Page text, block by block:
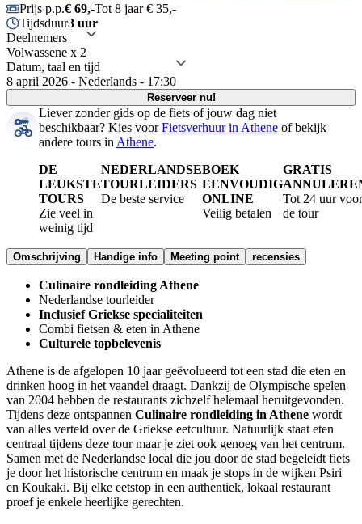
Prijs p.p.€ 69,-Tot 8 jaar € 35,-
Tijdsduur3 uur
Deelnemers
Volwassene x 2
Datum, taal en tijd
8 april 2026 - Nederlands - 17:30
Reserveer nu!
Liever zonder gids op de fiets of jouw dag niet
beschikbaar? Kies voorFietsverhuur in Athene of bekijk
andere tours in Athene.
DE
LEUKSTE
TOURS
Zie veel in
weinig tijd
NEDERLANDSE
TOURLEIDERS
De beste service
BOEK
EENVOUDIG
ONLINE
Veilig betalen
GRATIS
Tot 24 uur voor
de tour
Omschrijving Handige info Meeting point recensies
Culinaire rondleiding Athene
Nederlandse tourleider
Inclusief Griekse specialiteiten
Combi fietsen & eten in Athene
Culturele topbelevenis
Athene is de afgelopen 10 jaar geëvolueerd tot een stad die eten en
drinken hoog in het vaandel draagt. Dankzij de Olympische spelen
van 2004 hebben de restaurants zichzelf helemaal heruitgevonden.
Tijdens deze ontspannen Culinaire rondleiding in Athene wordt
van alles verteld over de Griekse eetcultuur. Natuurlijk staat eten
centraal tijdens deze tour maar je ziet ook genoeg van het centrum.
Samen met de Nederlandse local die jou door de stad begeleidt fiets
je door het historische centrum en maak je stops in de wijken Psiri
en Koukaki. Bij elke eetstop in een authentiek, lokaal restaurant
proef je enkele heerlijke gerechten.